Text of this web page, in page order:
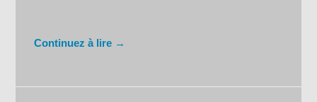
Continuez à lire →